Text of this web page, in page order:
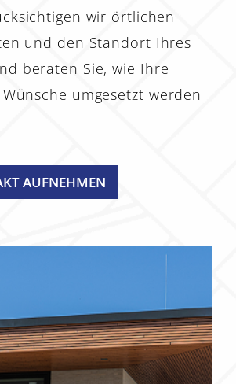
wir örtlichen
und den Standort Ihres
beraten Sie, wie Ihre
umgesetzt werden
AUFNEHMEN